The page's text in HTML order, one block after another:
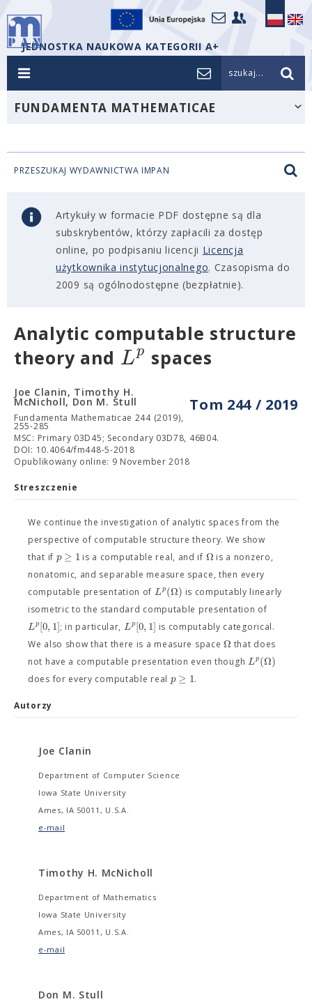
JEDNOSTKA NAUKOWA KATEGORII A+
szukaj...
FUNDAMENTA MATHEMATICAE
PRZESZUKAJ WYDAWNICTWA IMPAN
Artykuły w formacie PDF dostępne są dla
subskrybentów, którzy zapłacili za dostęp
online, po podpisaniu licencji Licencja
użytkownika instytucjonalnego. Czasopisma do
2009 są ogólnodostępne (bezpłatnie).
Analytic computable structure
theory and Lp spaces
Tom 244 / 2019
Joe Clanin, Timothy H.
McNicholl, Don M. Stull
Fundamenta Mathematicae 244 (2019),
255-285
MSC: Primary 03D45; Secondary 03D78, 46B04.
DOI: 10.4064/fm448-5-2018
Opublikowany online: 9 November 2018
Streszczenie
We continue the investigation of analytic spaces from the
perspective of computable structure theory. We show
that if p ≥ 1is a computable real, and if Ω is a nonzero,
nonatomic, and separable measure space, then every
computable presentation of Lp(Ω) is computably linearly
isometric to the standard computable presentation of
Lp[0, 1]; in particular, Lp[0, 1] is computably categorical.
We also show that there is a measure spaceΩ that does
not have a computable presentation even though Lp(Ω)
does for every computable real p ≥ 1.
Autorzy
Joe Clanin
Department of Computer Science
Iowa State University
Ames, IA 50011, U.S.A.
e-mail
Timothy H. McNicholl
Department of Mathematics
Iowa State University
Ames, IA 50011, U.S.A.
e-mail
Don M. Stull